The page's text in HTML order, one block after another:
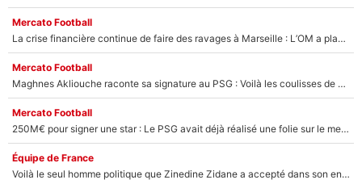
Mercato Football
La crise financière continue de faire des ravages à Marseille : L’OM a placé 12 joueurs sur le marché des transferts… et ça pourrait lui rapporter près de 100M€ !
Mercato Football
Maghnes Akliouche raconte sa signature au PSG : Voilà les coulisses de son transfert de rêve à 50M€
Mercato Football
250M€ pour signer une star : Le PSG avait déjà réalisé une folie sur le mercato bien avant Neymar !
Équipe de France
Voilà le seul homme politique que Zinedine Zidane a accepté dans son entourage : «Je garde un très bon souvenir de lui»